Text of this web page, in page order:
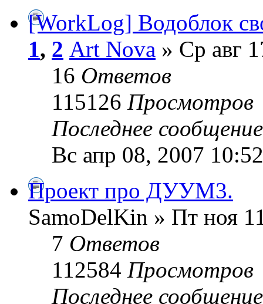
[WorkLog] Водоблок
1, 2 Art Nova » Ср авг
16 Ответов
115126 Просмотров
Последнее
Вс апр 08, 2007
Проект про ДУУМ3.
SamoDelKin » Пт ноя
7 Ответов
112584 Просмотров
Последнее